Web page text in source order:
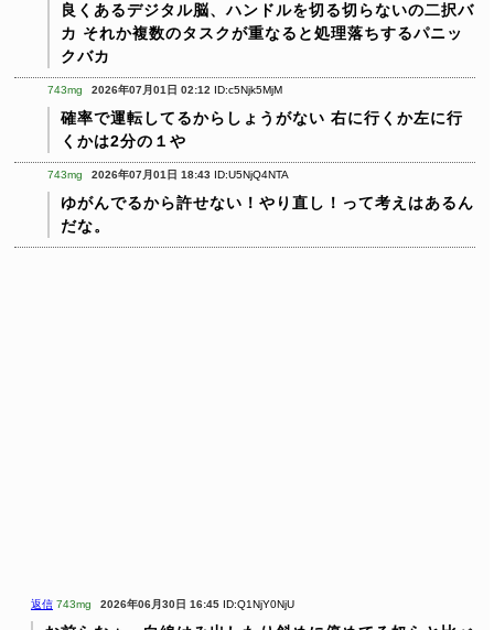
良くあるデジタル脳、ハンドルを切る切らないの二択バ
カ それか複数のタスクが重なると処理落ちするパニッ
クバカ
743mg 2026年07月01日 02:12 ID:c5Njk5MjM
確率で運転してるからしょうがない 右に行くか左に行
くかは2分の１や
743mg 2026年07月01日 18:43 ID:U5NjQ4NTA
ゆがんでるから許せない！やり直し！って考えはあるん
だな。
返信 743mg 2026年06月30日 16:45 ID:Q1NjY0NjU